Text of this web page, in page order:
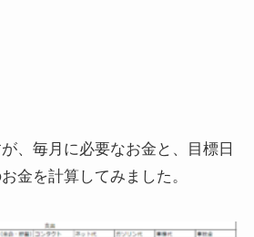
、毎月に必要なお金と、目標日
金を計算してみました。